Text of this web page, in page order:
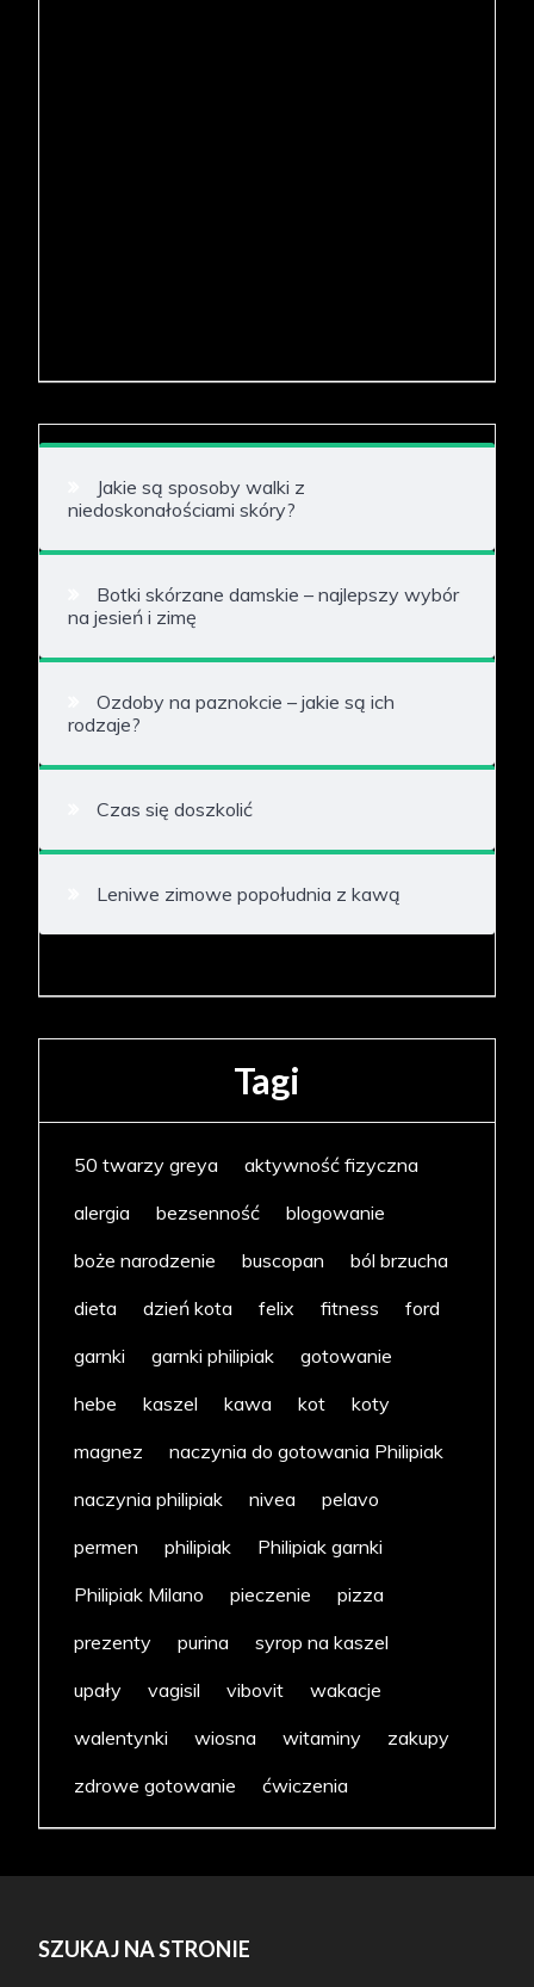
Jakie są sposoby walki z
niedoskonałościami skóry?
Botki skórzane damskie – najlepszy wybór
na jesień i zimę
Ozdoby na paznokcie – jakie są ich
rodzaje?
Czas się doszkolić
Leniwe zimowe popołudnia z kawą
Tagi
50 twarzy greya
aktywność fizyczna
alergia
bezsenność
blogowanie
boże narodzenie
buscopan
ból brzucha
dieta
dzień kota felix fitness
ford
garnki
garnki philipiak
gotowanie
hebe
kaszel kawa kot
koty
magnez
naczynia do gotowania Philipiak
naczynia philipiak
nivea
pelavo
permen
philipiak
Philipiak garnki
Philipiak Milano
pieczenie
pizza
prezenty
purina
syrop na kaszel
upały
vagisil vibovit
wakacje
walentynki
wiosna witaminy
zakupy
zdrowe gotowanie
ćwiczenia
SZUKAJ NA STRONIE